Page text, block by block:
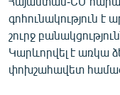
գոհունակություն
շուրջ
Կարևորվել է առկա
փոխշահավետ